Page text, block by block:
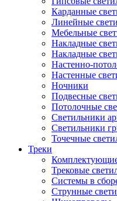
Карданные
Линейные
Мебельные
Накладные
Накладные
Настенно-
Настенные
Ночники
Подвесные
Потолочные
Светильники
Светильники
Точечные
Треки
Трековые
Системы в
Струнные